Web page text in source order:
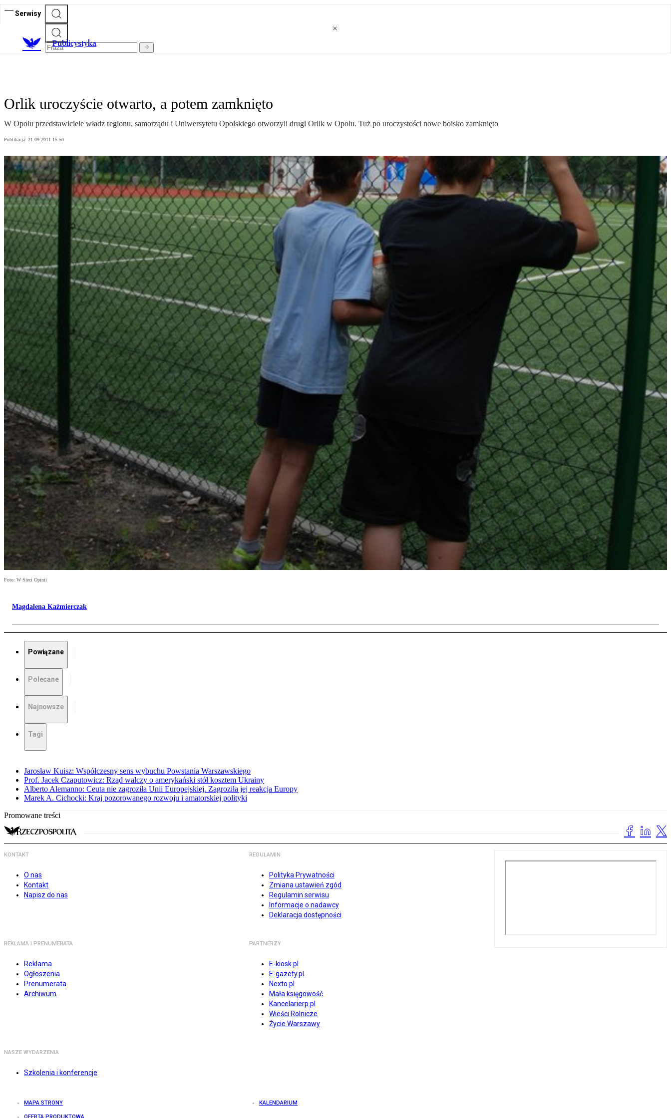
Serwisy
Publicystyka
Orlik uroczyście otwarto, a potem zamknięto
W Opolu przedstawiciele władz regionu, samorządu i Uniwersytetu Opolskiego otworzyli drugi Orlik w Opolu. Tuż po uroczystości nowe boisko zamknięto
Publikacja: 21.09.2011 15:50
Foto: W Sieci Opinii
Magdalena Kaźmierczak
Powiązane
Polecane
Najnowsze
Tagi
Jarosław Kuisz: Współczesny sens wybuchu Powstania Warszawskiego
Prof. Jacek Czaputowicz: Rząd walczy o amerykański stół kosztem Ukrainy
Alberto Alemanno: Ceuta nie zagroziła Unii Europejskiej. Zagroziła jej reakcja Europy
Marek A. Cichocki: Kraj pozorowanego rozwoju i amatorskiej polityki
Promowane treści
KONTAKT
O nas
Kontakt
Napisz do nas
REGULAMIN
Polityka Prywatności
Zmiana ustawień zgód
Regulamin serwisu
Informacje o nadawcy
Deklaracja dostępności
REKLAMA I PRENUMERATA
Reklama
Ogłoszenia
Prenumerata
Archiwum
PARTNERZY
E-kiosk.pl
E-gazety.pl
Nexto.pl
Mała księgowość
Kancelarierp.pl
Wieści Rolnicze
Życie Warszawy
NASZE WYDARZENIA
Szkolenia i konferencje
MAPA STRONY KALENDARIUM